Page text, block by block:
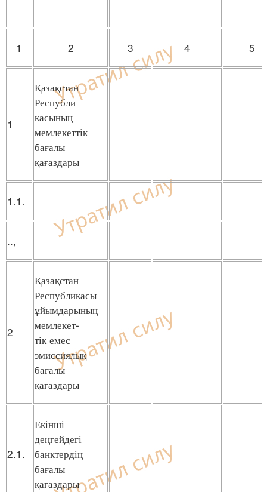
1 2 3 4 5
1
Қазақстан
Республи
касының
мемлекеттік
бағалы
қағаздары
1.1.
..,
2
Қазақстан
Республикасы
ұйымдарының
мемлекет-
тік емес
эмиссиялық
бағалы
қағаздары
2.1.
Екінші
деңгейдегі
банктердің
бағалы
қағаздары